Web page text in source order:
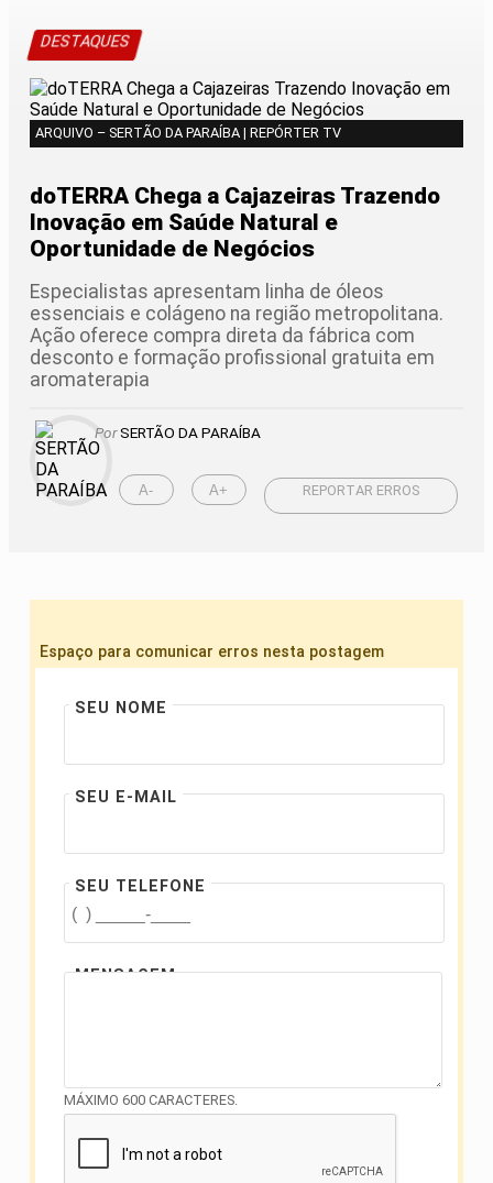
DESTAQUES
ARQUIVO – SERTÃO DA PARAÍBA | REPÓRTER TV
doTERRA Chega a Cajazeiras Trazendo
Inovação em Saúde Natural e
Oportunidade de Negócios
Especialistas apresentam linha de óleos
essenciais e colágeno na região metropolitana.
Ação oferece compra direta da fábrica com
desconto e formação profissional gratuita em
aromaterapia
PorSERTÃO DA PARAÍBA
A- A+ REPORTAR ERROS
Espaço para comunicar erros nesta postagem
SEU NOME
SEU E-MAIL
SEU TELEFONE
MENSAGEM
MÁXIMO 600 CARACTERES.